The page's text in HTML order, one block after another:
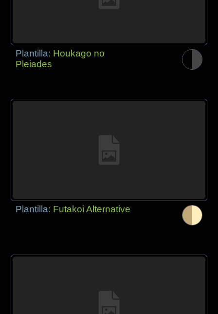
Plantilla: Houkago no
Pleiades
Plantilla: Futakoi Alternative